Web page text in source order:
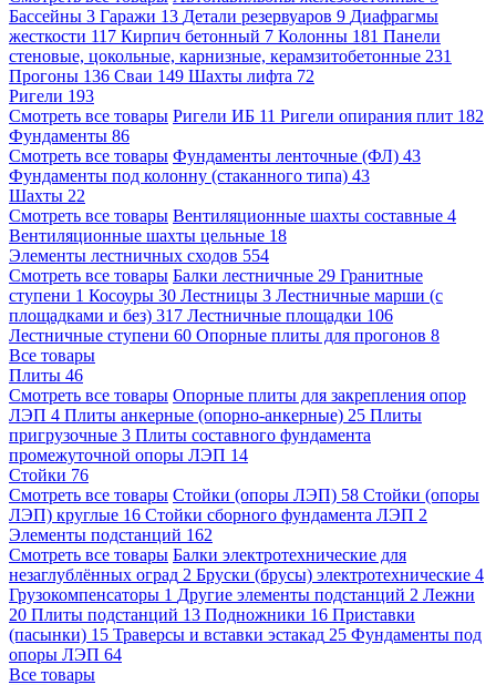
Бассейны 3 Гаражи 13 Детали резервуаров 9 Диафрагмы
жесткости 117 Кирпич бетонный 7 Колонны 181 Панели
стеновые, цокольные, карнизные, керамзитобетонные 231
Прогоны 136 Сваи 149 Шахты лифта 72
Ригели 193
Смотреть все товары Ригели ИБ 11 Ригели опирания плит 182
Фундаменты 86
Смотреть все товары Фундаменты ленточные (ФЛ) 43
Фундаменты под колонну (стаканного типа) 43
Шахты 22
Смотреть все товары Вентиляционные шахты составные 4
Вентиляционные шахты цельные 18
Элементы лестничных сходов 554
Смотреть все товары Балки лестничные 29 Гранитные
ступени 1 Косоуры 30 Лестницы 3 Лестничные марши (с
площадками и без) 317 Лестничные площадки 106
Лестничные ступени 60 Опорные плиты для прогонов 8
Все товары
Плиты 46
Смотреть все товары Опорные плиты для закрепления опор
ЛЭП 4 Плиты анкерные (опорно-анкерные) 25 Плиты
пригрузочные 3 Плиты составного фундамента
промежуточной опоры ЛЭП 14
Стойки 76
Смотреть все товары Стойки (опоры ЛЭП) 58 Стойки (опоры
ЛЭП) круглые 16 Стойки сборного фундамента ЛЭП 2
Элементы подстанций 162
Смотреть все товары Балки электротехнические для
незаглублённых оград 2 Бруски (брусы) электротехнические 4
Грузокомпенсаторы 1 Другие элементы подстанций 2 Лежни
20 Плиты подстанций 13 Подножники 16 Приставки
(пасынки) 15 Траверсы и вставки эстакад 25 Фундаменты под
опоры ЛЭП 64
Все товары